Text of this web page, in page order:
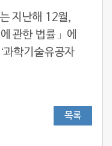
지난해 12월,
관한 법률」에
과학기술유공자
목록